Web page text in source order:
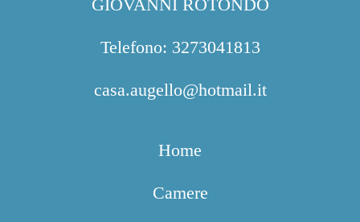
GIOVANNI ROTONDO
Telefono: 3273041813
casa.augello@hotmail.it
Home
Camere